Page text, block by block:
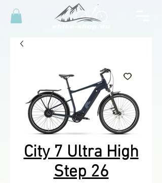
City 7 Ultra High
Step 26